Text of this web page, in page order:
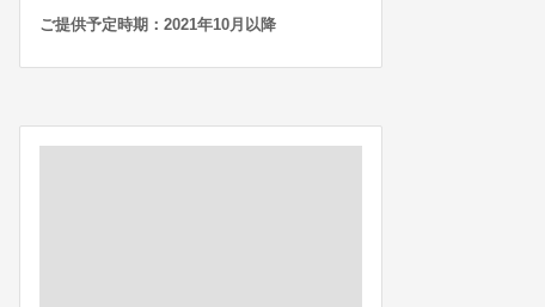
ご提供予定時期：2021年10月以降